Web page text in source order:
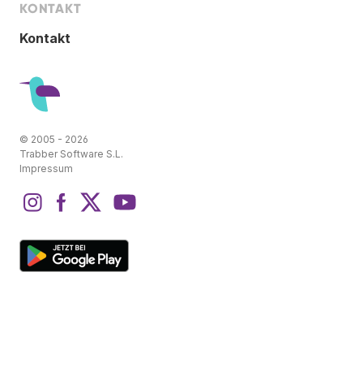
KONTAKT
Kontakt
© 2005 - 2026
Trabber Software S.L.
Impressum